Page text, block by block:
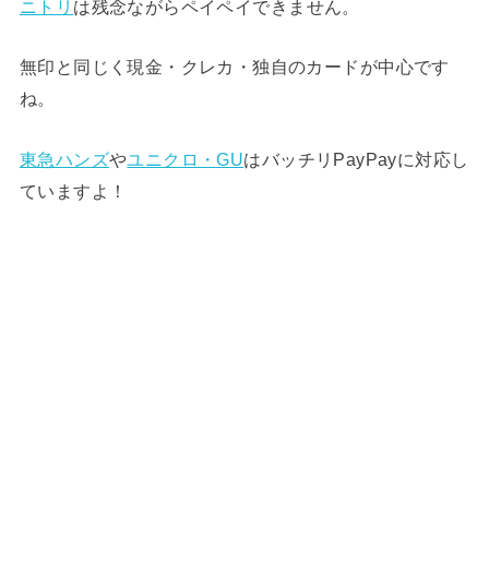
ニトリ は残念ながらペイペイできません。
無印と同じく現金・クレカ・独自のカードが中心です
ね。
東急ハンズやユニクロ・GUはバッチリPayPayに対応し
ていますよ！